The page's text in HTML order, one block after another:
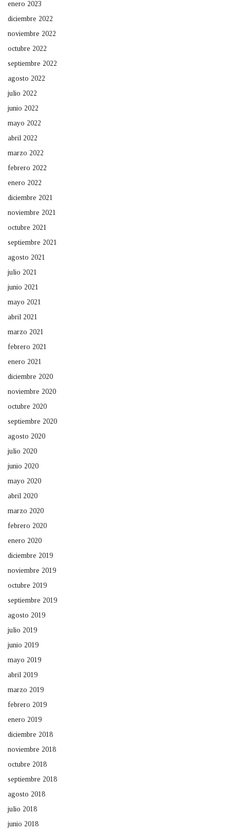
enero 2023
diciembre 2022
noviembre 2022
octubre 2022
septiembre 2022
agosto 2022
julio 2022
junio 2022
mayo 2022
abril 2022
marzo 2022
febrero 2022
enero 2022
diciembre 2021
noviembre 2021
octubre 2021
septiembre 2021
agosto 2021
julio 2021
junio 2021
mayo 2021
abril 2021
marzo 2021
febrero 2021
enero 2021
diciembre 2020
noviembre 2020
octubre 2020
septiembre 2020
agosto 2020
julio 2020
junio 2020
mayo 2020
abril 2020
marzo 2020
febrero 2020
enero 2020
diciembre 2019
noviembre 2019
octubre 2019
septiembre 2019
agosto 2019
julio 2019
junio 2019
mayo 2019
abril 2019
marzo 2019
febrero 2019
enero 2019
diciembre 2018
noviembre 2018
octubre 2018
septiembre 2018
agosto 2018
julio 2018
junio 2018